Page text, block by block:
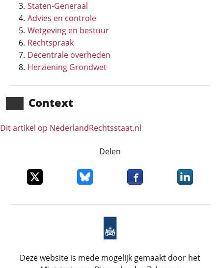
Staten-Generaal
Advies en controle
Wetgeving en bestuur
Rechtspraak
Decentrale overheden
Herziening Grondwet
Context
Dit artikel op NederlandRechts­staat.nl
Delen
Deel dit item op XDeel dit item op Bluesky
Deel dit item opDeel dit
Deze website is mede mogelijk gemaakt door het